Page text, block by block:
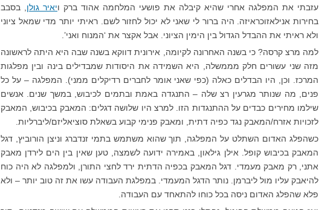
עזבתי את המפלגה אחרי שהיא קיבלה את פושעי המלחמה אהוד ברק ויאיר גולן , בסבב
בחירות אנילאזוכראיזה. היה ברור לי שאני לא יכול לחזור לשם. ראיתי יותר מדי שמאל ציוני
ולא ראיתי את ההבדל הגדול בין הימין הציוני. אבל אקצר את ‘המנוח ואני’.
למה מרצ קרסה? כי בשנה האחרונה לקיומה, אירונית דווקא בשנה שבה היא היתה לראשונה
מזה שני עשורים חלק מממשלה, היא השמידה את היסודות שמבדילים בינה ובין מפלגות
המרכז. וכן, היו הבדלים כאלה (כפי שאני אומר לחברים רדיקלים ממני). המפלגה – על כל
פנים, מה שנותר מגרעין רצ שלה – התנגדה באמת ובתמים לכיבוש, במשך שנים. אנשים
שילמו מחירים כבדים על ההתנגדות הזו. למרצ היו שלושה דגלים: המאבק בכיבוש, המאבק
לזכויות אזרח/המאבק נגד כפיה דתית, ומאבק פנימי קבוע בשאלת סוציאליזם/ליברליות.
כשהפלג האדום השתלט על המפלגה, תוך שהוא משתמש בתמי זנדברג וניצן הורוביץ, דגל
המאבק בכיבוש קופל. אילן גילאון, באמירה ידועה לשמצה, טען שאין בין הים לירדן מאבק
אתני, רק מאבק מעמדי. דגל המאבק בכפיה הדתית ירד לחצי התורן, ולמפלגה לא היה כוח
להיאבק עליו מול ליברמן. נותר הדגל המעמדי. במפלגת העבודה עשו את זה טוב יותר – ולא
פלא שהפלג האדום ניסה בכל כוחו להתאחד עם העבודה.